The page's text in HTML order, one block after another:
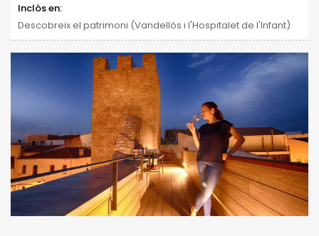
Inclòs en:
Descobreix el patrimoni (Vandellòs i l'Hospitalet de l'Infant)